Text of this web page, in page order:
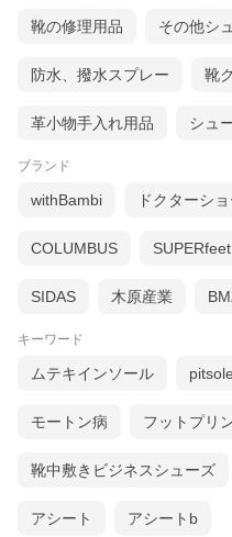
靴の修理用品 その他シ
防水、撥水スプレー 靴
革小物手入れ用品 シュ
ブランド
withBambi ドクターシ
COLUMBUS SUPERfeet
SIDAS 木原産業
キーワード
ムテキインソール
モートン病 フットプリ
靴中敷きビジネスシューズ
アシート アシートb